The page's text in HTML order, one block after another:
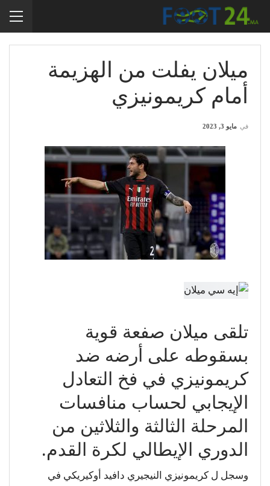
ميلان يفلت من الهزيمة
أمام كريمونيزي
في مايو 3, 2023
تلقى ميلان صفعة قوية
بسقوطه على أرضه ضد
كريمونيزي في فخ التعادل
الإيجابي لحساب منافسات
المرحلة الثالثة والثلاثين من
الدوري الإيطالي لكرة القدم.
وسجل ل كريمونيزي النيجيري دافيد أوكيريكي في